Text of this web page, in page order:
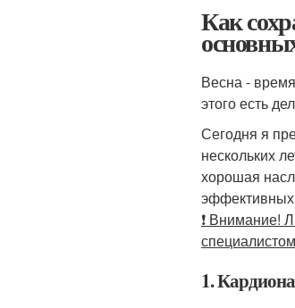
Как
Весна -
этого есть
Сегодня я
нескольких
хорошая
эффективных
❗ Внимание!
1.